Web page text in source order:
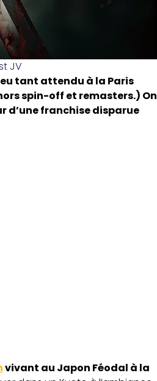
JV
tant attendu à la Paris
spin-off et remasters.) On
d’une franchise disparue
vivant au Japon Féodal à la